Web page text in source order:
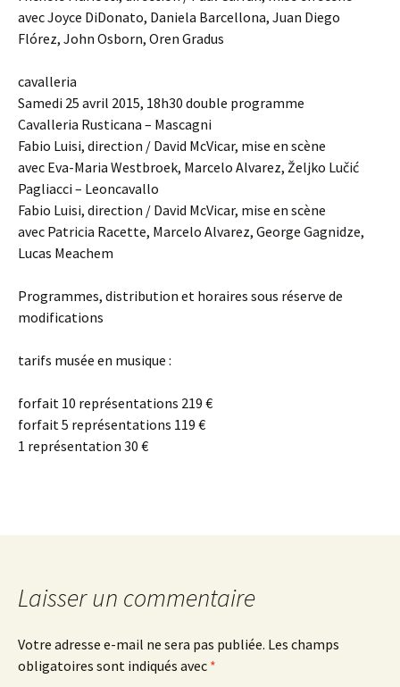
avec Joyce DiDonato, Daniela Barcellona, Juan Diego
Flórez, John Osborn, Oren Gradus
cavalleria
Samedi 25 avril 2015, 18h30 double programme
Cavalleria Rusticana – Mascagni
Fabio Luisi, direction / David McVicar, mise en scène
avec Eva-Maria Westbroek, Marcelo Alvarez, Željko Lučić
Pagliacci – Leoncavallo
Fabio Luisi, direction / David McVicar, mise en scène
avec Patricia Racette, Marcelo Alvarez, George Gagnidze,
Lucas Meachem
Programmes, distribution et horaires sous réserve de
modifications
tarifs musée en musique :
forfait 10 représentations 219 €
forfait 5 représentations 119 €
1 représentation 30 €
Laisser un commentaire
Votre adresse e-mail ne sera pas publiée. Les champs
obligatoires sont indiqués avec *